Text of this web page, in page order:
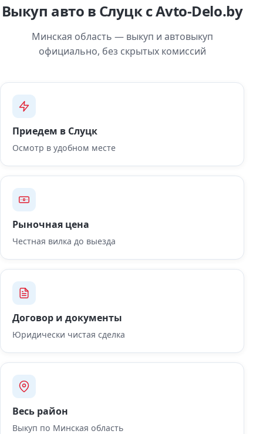
Выкуп авто в Слуцк с Avto-Delo.by
Минская область — выкуп и автовыкуп
официально, без скрытых комиссий
Приедем в Слуцк
Осмотр в удобном месте
Рыночная цена
Честная вилка до выезда
Договор и документы
Юридически чистая сделка
Весь район
Выкуп по Минская область